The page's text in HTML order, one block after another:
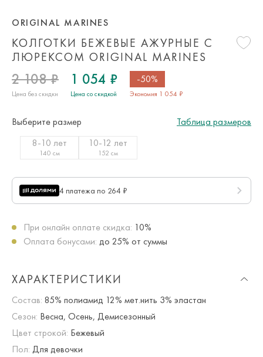
КОЛГОТКИ БЕЖЕВЫЕ АЖУРНЫЕ С
ЛЮРЕКСОМ ORIGINAL MARINES
ORIGINAL MARINES
2 108 ₽
Цена без скидки
1 054 ₽
Цена со скидкой
-50%
Экономия 1 054 ₽
Выберите размер
Таблица размеров
8-10 лет
140 см
10-12 лет
152 см
4 платежа по 264 ₽
При онлайн оплате скидка: 10%
Оплата бонусами: до 25% от суммы
ХАРАКТЕРИСТИКИ
Состав: 85% полиамид 12% мет.нить 3% эластан
Сезон: Весна, Осень, Демисезонный
Цвет строкой: Бежевый
Пол: Для девочки